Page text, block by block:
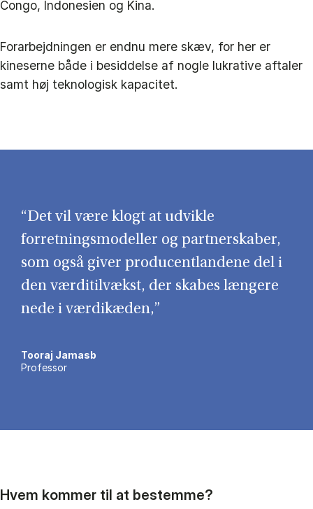
Congo, Indonesien og Kina.
Forarbejdningen er endnu mere skæv, for her er
kineserne både i besiddelse af nogle lukrative aftaler
samt høj teknologisk kapacitet.
“Det vil være klogt at udvikle
forretningsmodeller og partnerskaber,
som også giver producentlandene del i
den værditilvækst, der skabes længere
nede i værdikæden,”
Tooraj Jamasb
Professor
Hvem kommer til at bestemme?